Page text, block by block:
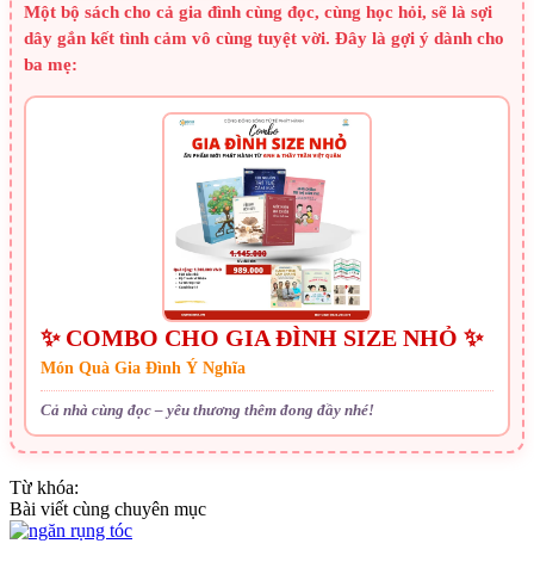
Một bộ sách cho cả gia đình cùng đọc, cùng học hỏi, sẽ là sợi
dây gắn kết tình cảm vô cùng tuyệt vời. Đây là gợi ý dành cho
ba mẹ:
✨ COMBO CHO GIA ĐÌNH SIZE NHỎ ✨
Món Quà Gia Đình Ý Nghĩa
Cả nhà cùng đọc – yêu thương thêm đong đầy nhé!
Từ khóa:
Bài viết cùng chuyên mục